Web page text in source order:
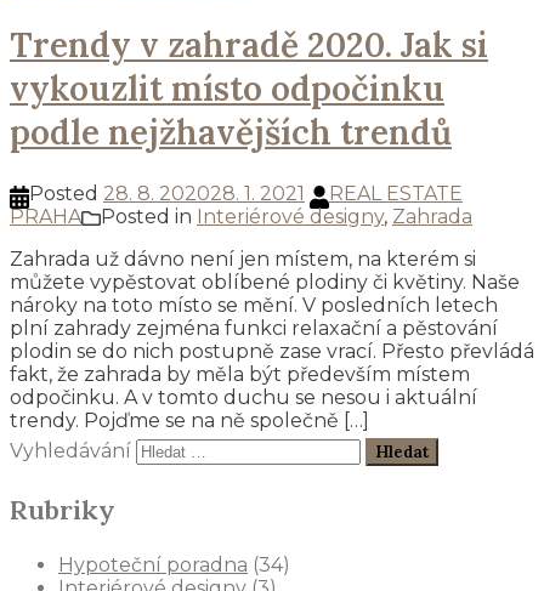
Trendy v zahradě 2020. Jak si
vykouzlit místo odpočinku
podle nejžhavějších trendů
Posted 28. 8. 202028. 1. 2021
REAL ESTATE
PRAHA
Posted in Interiérové designy, Zahrada
Zahrada už dávno není jen místem, na kterém si
můžete vypěstovat oblíbené plodiny či květiny. Naše
nároky na toto místo se mění. V posledních letech
plní zahrady zejména funkci relaxační a pěstování
plodin se do nich postupně zase vrací. Přesto převládá
fakt, že zahrada by měla být především místem
odpočinku. A v tomto duchu se nesou i aktuální
trendy. Pojďme se na ně společně […]
Vyhledávání
Rubriky
Hypoteční poradna (34)